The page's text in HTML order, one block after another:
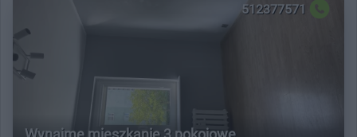
512377571